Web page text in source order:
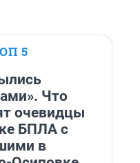
5
Что
очевидцы
БПЛА с
в